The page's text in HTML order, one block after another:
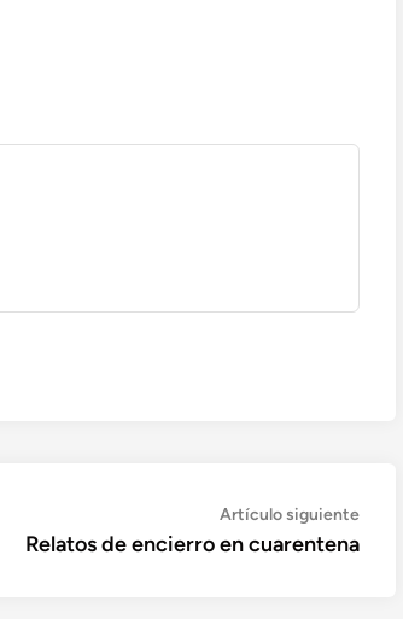
Artículo siguiente
Relatos de encierro en cuarentena